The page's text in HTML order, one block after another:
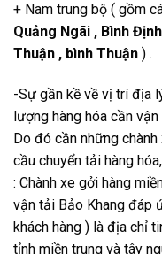
+ Nam trung bộ ( gồm
Quảng Ngãi , Bình
Thuận , bình Thuận ) .
-Sự gần kề về vị trí địa
lượng hàng hóa cần
Do đó cần những
cầu chuyển tải hàng
: Chành xe gởi hàng
vận tải Bảo Khang đáp
khách hàng ) là địa chỉ
tỉnh miền trung và tây